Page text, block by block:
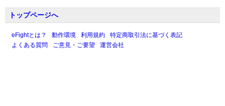
トップページへ
eFightとは？ 動作環境 利用規約
特定商取引法に基づく表記
よくある質問
ご意見・ご要望 運営会社